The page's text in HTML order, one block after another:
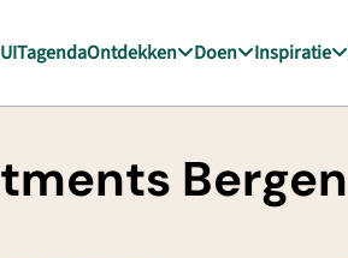
UITagendaOntdekken Doen Inspiratie
Bergen